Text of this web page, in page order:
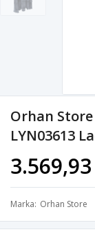
Orhan
LYN03613
Marka Orhan Store